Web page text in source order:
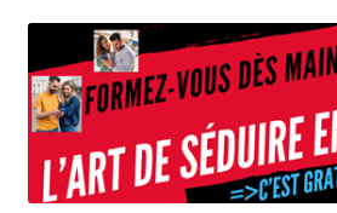
Tuto
Boutique
Affiliation